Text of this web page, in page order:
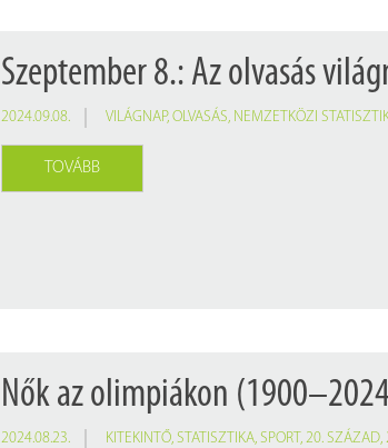
Szeptember 8.: Az olvasás
2024.09.08. VILÁGNAP,OLVASÁS, NEMZETKÖZI
TOVÁBB
Nők az olimpiákon
2024.08.23. KITEKINTŐ,STATISZTIKA,SPORT,20. SZÁZAD,